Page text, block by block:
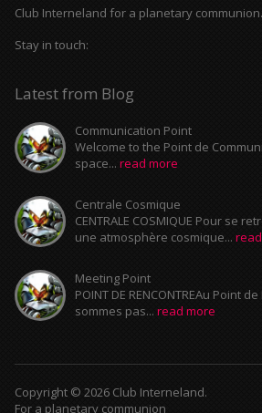
Club Interneland for a planetary communion.
Stay in touch:
Latest from Blog
Communication Point
Welcome to the Point de
space... read more
Centrale Cosmique
CENTRALE COSMIQUE Pour se
une atmosphère cosmique...
Meeting Point
POINT DE RENCONTREAu Point
sommes pas... read more
Copyright © 2026 Club Interneland.
For a planetary communion